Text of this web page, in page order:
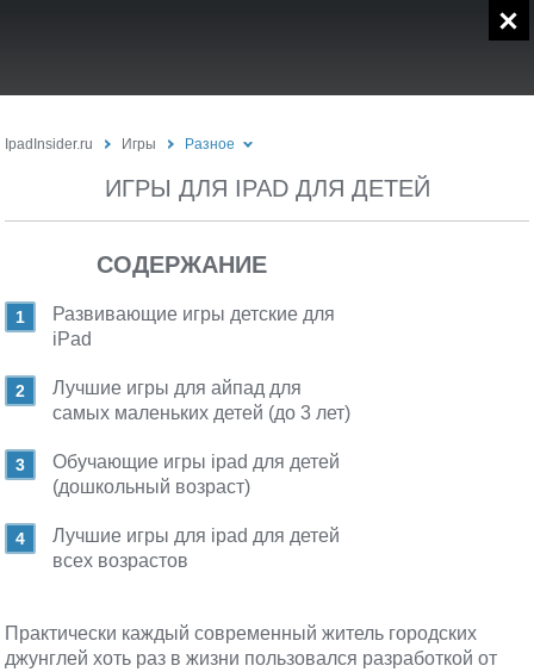
IpadInsider.ru Игры Разное
ИГРЫ ДЛЯ IPAD ДЛЯ ДЕТЕЙ
СОДЕРЖАНИЕ
Развивающие игры детские для
iPad
Лучшие игры для айпад для
самых маленьких детей (до 3 лет)
Обучающие игры ipad для детей
(дошкольный возраст)
Лучшие игры для ipad для детей
всех возрастов
Практически каждый современный житель городских
джунглей хоть раз в жизни пользовался разработкой от